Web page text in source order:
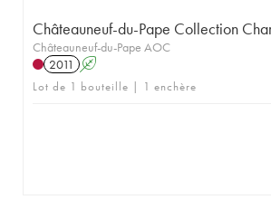
Châteauneuf-du-Pape Collection
Châteauneuf-du-Pape AOC
2011
A
Lot de 1 bouteille | 1 enchère